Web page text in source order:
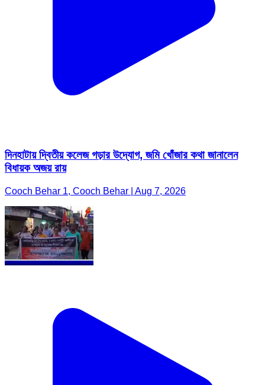
দিনহাটায় দ্বিতীয় কলেজ গড়ার উদ্যোগ, জমি খোঁজার কথা জানালেন
বিধায়ক অজয় রায়
Cooch Behar 1, Cooch Behar | Aug 7, 2026